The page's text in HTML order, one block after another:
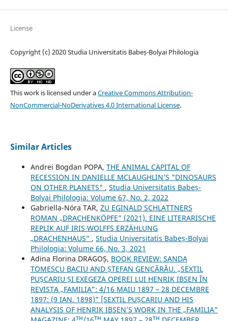
License
Copyright (c) 2020 Studia Universitatis Babeș-Bolyai Philologia
This work is licensed under aCreative Commons Attribution-
NonCommercial-NoDerivatives 4.0 International License.
Similar Articles
Andrei Bogdan POPA, THE ANIMAL CAPITAL OF
RECESSION IN DANIELLE MCLAUGHLIN’S "DINOSAURS
ON OTHER PLANETS" , Studia Universitatis Babeș-
Bolyai Philologia: Volume 67, No. 2, 2022
Gabriella-Nóra TAR, ZU EGINALD SCHLATTNERS
ROMAN „DRACHENKÖPFE” (2021). EINE LITERARISCHE
REPLIK AUF IRIS WOLFFS ERZÄHLUNG
„DRACHENHAUS” , Studia Universitatis Babeș-Bolyai
Philologia: Volume 66, No. 3, 2021
Adina Florina DRAGOȘ, BOOK REVIEW: SANDA
TOMESCU BACIU AND ȘTEFAN GENCĂRĂU. „SEXTIL
PUȘCARIU ȘI EXEGEZA OPEREI LUI HENRIK IBSEN ÎN
REVISTA „FAMILIA”: 4/16 MAIU 1897 – 28 DECEMBRE
1897: (9 IAN. 1898)” [SEXTIL PUȘCARIU AND HIS
ANALYSIS OF HENRIK IBSEN’S WORK IN THE „FAMILIA”